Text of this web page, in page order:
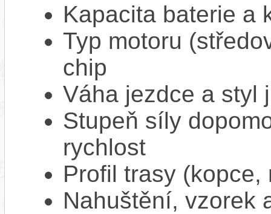
Kapacita baterie a
Typ motoru
chip
Váha jezdce a styl
Stupeň síly
rychlost
Profil trasy
Nahuštění, vzorek